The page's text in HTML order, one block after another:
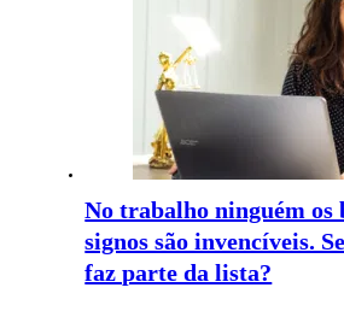
No trabalho ninguém os
signos são invencíveis.
faz parte da lista?